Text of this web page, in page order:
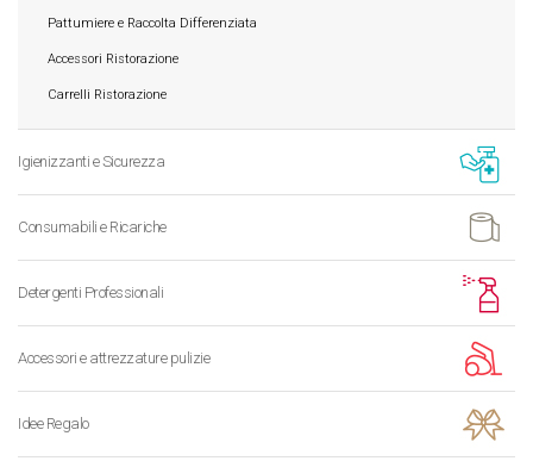
Pattumiere e Raccolta Differenziata
Accessori Ristorazione
Carrelli Ristorazione
Igienizzanti e Sicurezza
Consumabili e Ricariche
Detergenti Professionali
Accessori e attrezzature pulizie
Idee Regalo